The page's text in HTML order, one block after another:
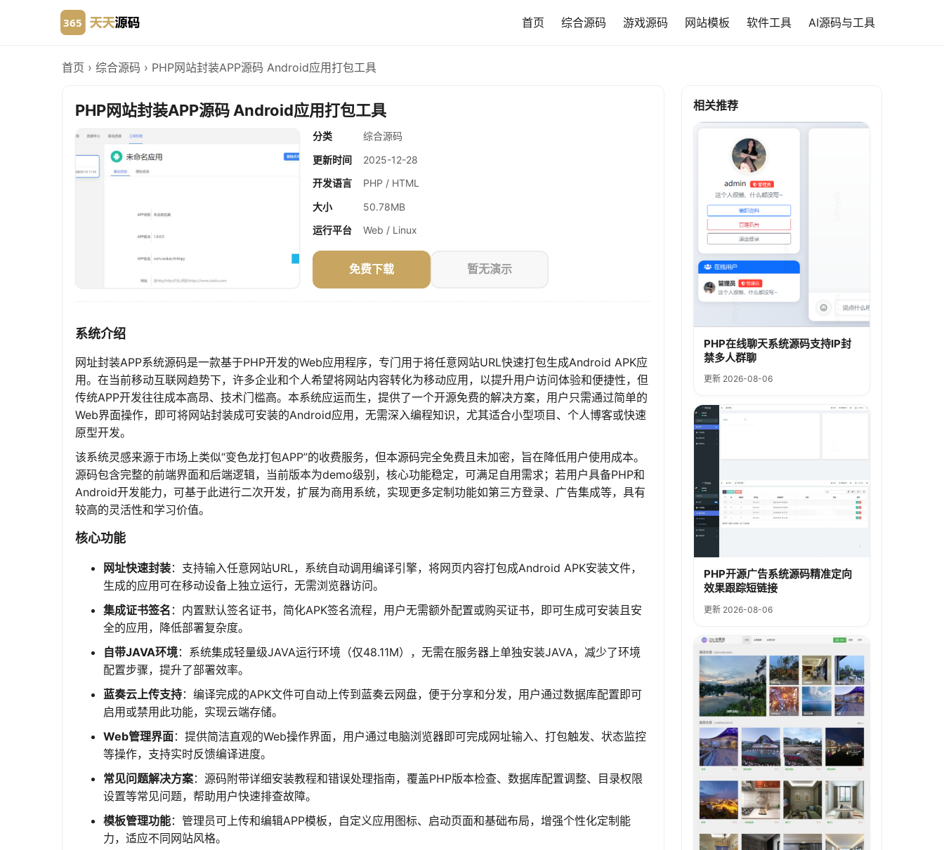
首页 综合源码 游戏源码 网站模板 软件工具 AI源码与工具
首页 › 综合源码 › PHP网站封装APP源码 Android应用打包工具
PHP网站封装APP源码 Android应用打包工具
分类
综合源码
更新时间
2025-12-28
开发语言
PHP / HTML
大小
50.78MB
运行平台
Web / Linux
免费下载 暂无演示
系统介绍
网址封装APP系统源码是一款基于PHP开发的Web应用程序，专门用于将任意网站URL快速打包生成Android APK应
用。在当前移动互联网趋势下，许多企业和个人希望将网站内容转化为移动应用，以提升用户访问体验和便捷性，但
传统APP开发往往成本高昂、技术门槛高。本系统应运而生，提供了一个开源免费的解决方案，用户只需通过简单的
Web界面操作，即可将网站封装成可安装的Android应用，无需深入编程知识，尤其适合小型项目、个人博客或快速
原型开发。
该系统灵感来源于市场上类似“变色龙打包APP”的收费服务，但本源码完全免费且未加密，旨在降低用户使用成本。
源码包含完整的前端界面和后端逻辑，当前版本为demo级别，核心功能稳定，可满足自用需求；若用户具备PHP和
Android开发能力，可基于此进行二次开发，扩展为商用系统，实现更多定制功能如第三方登录、广告集成等，具有
较高的灵活性和学习价值。
核心功能
网址快速封装：支持输入任意网站URL，系统自动调用编译引擎，将网页内容打包成Android APK安装文件，
生成的应用可在移动设备上独立运行，无需浏览器访问。
集成证书签名 ：内置默认签名证书，简化APK签名流程，用户无需额外配置或购买证书，即可生成可安装且安
全的应用，降低部署复杂度。
自带JAVA环境：系统集成轻量级JAVA运行环境（仅48.11M），无需在服务器上单独安装JAVA，减少了环境
配置步骤，提升了部署效率。
蓝奏云上传支持：编译完成的APK文件可自动上传到蓝奏云网盘，便于分享和分发，用户通过数据库配置即可
启用或禁用此功能，实现云端存储。
Web管理界面：提供简洁直观的Web操作界面，用户通过电脑浏览器即可完成网址输入、打包触发、状态监控
等操作，支持实时反馈编译进度。
常见问题解决方案：源码附带详细安装教程和错误处理指南，覆盖PHP版本检查、数据库配置调整、目录权限
设置等常见问题，帮助用户快速排查故障。
模板管理功能：管理员可上传和编辑APP模板，自定义应用图标、启动页面和基础布局，增强个性化定制能
力，适应不同网站风格。
相关推荐
PHP在线聊天系统源码支持IP封
禁多人群聊
更新 2026-08-06
PHP开源广告系统源码精准定向
效果跟踪短链接
更新 2026-08-06